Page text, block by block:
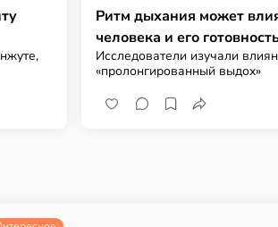
Ритм дыхания может
человека и его
Исследователи изучали
«пролонгированный выдох»